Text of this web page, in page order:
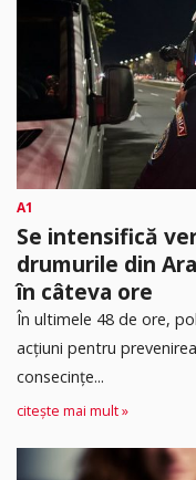
A1
Se intensifică
drumurile din
în câteva ore
În ultimele 48 de ore,
acțiuni pentru
consecințe...
citește mai mult »